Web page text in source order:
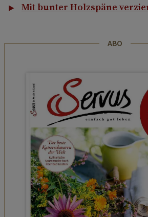
Mit bunter Holzspäne
ABO